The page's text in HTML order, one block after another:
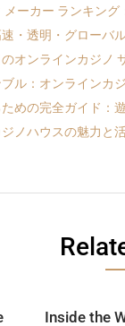
ーカー ランキン
・透明・グローバ
オンラインカジノ
ル：オンラインカ
めの完全ガイド：
ノハウスの魅力と
Inside the